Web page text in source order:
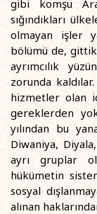
gibi komşu
sığındıkları
olmayan işler
bölümü de,
ayrımcılık
zorunda
hizmetler olan
gereklerden
yılından bu
Diwaniya,
ayrı gruplar
hükümetin
sosyal
alınan